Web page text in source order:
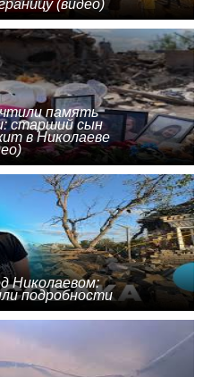
(видео)
память
старший сын
в Николаеве
Николаевом:
подробности